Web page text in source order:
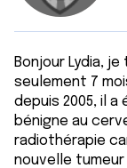
Bonjour Lydia,
seulement 7
depuis 2005, il
bénigne au
radiothérapie
nouvelle